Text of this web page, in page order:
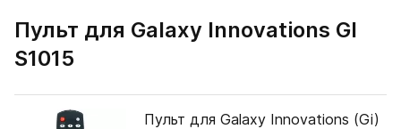
Пульт для Galaxy Innovations GI
S1015
Пульт для Galaxy Innovations (Gi)